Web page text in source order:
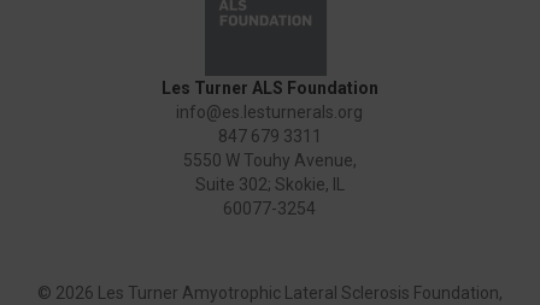
Les Turner ALS Foundation
info@es.lesturnerals.org
847 679 3311
5550 W Touhy Avenue,
Suite 302; Skokie, IL
60077-3254
© 2026 Les Turner Amyotrophic Lateral Sclerosis Foundation,